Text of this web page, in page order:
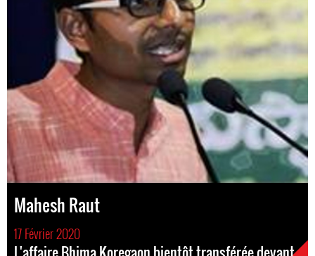
Mahesh Raut
17 Février 2020